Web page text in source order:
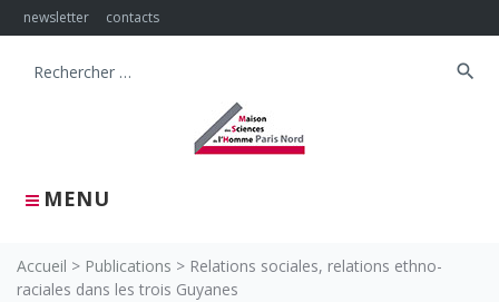
Skip
to
newsletter contacts
MENU
Search
search
Accueil > Publications > Relations sociales, relations ethno-
raciales dans les trois Guyanes